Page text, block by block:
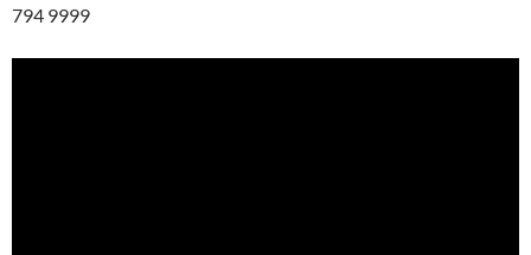
794 9999